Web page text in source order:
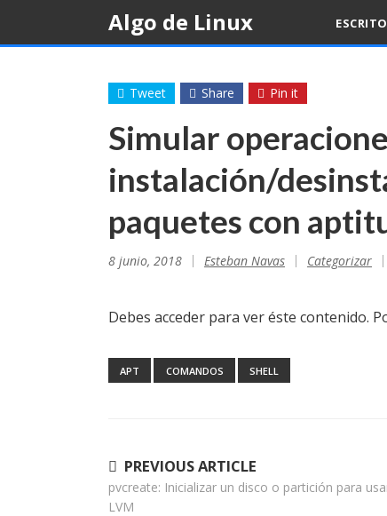
content
Algo de Linux
Tweet Share Pin it
Simular
instalación/
paquetes con
8 junio, 2018 Esteban Navas Categorizar
Debes acceder para ver éste contenido.
APT COMANDOS SHELL
Navegación
de
PREVIOUS ARTICLE
pvcreate: Inicializar un disco o partición para
LVM